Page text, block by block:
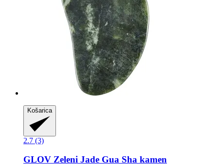
Košarica
2.7 (3)
GLOV Zeleni Jade Gua Sha kamen